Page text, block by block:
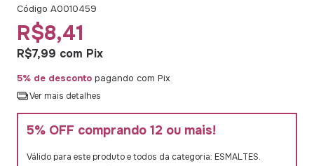
Código A0010459
R$8,41
R$7,99 com Pix
5% de desconto pagando com Pix
Ver mais detalhes
5% OFF comprando 12 ou mais!
Válido para este produto e todos da categoria: ESMALTES.